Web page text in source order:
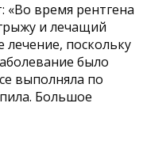
«Во время рентгена
и лечащий
поскольку
было
выполняла по
Большое